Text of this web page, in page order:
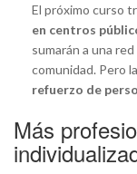
El próximo curso
en centros
sumarán a una
comunidad. Pero
refuerzo de
Más